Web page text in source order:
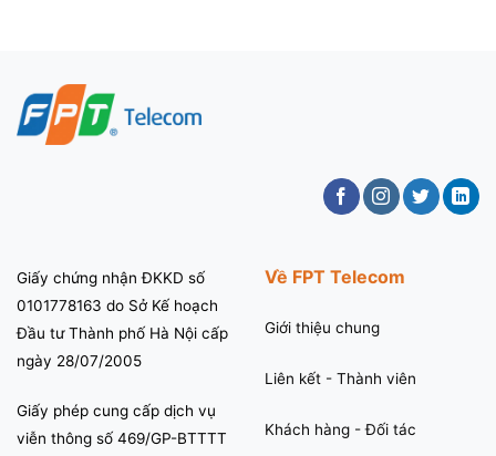
Giấy chứng nhận ĐKKD số
0101778163 do Sở Kế hoạch
Đầu tư Thành phố Hà Nội cấp
ngày 28/07/2005
Giấy phép cung cấp dịch vụ
viễn thông số 469/GP-BTTTT
Về FPT Telecom
Giới thiệu chung
Liên kết - Thành viên
Khách hàng - Đối tác